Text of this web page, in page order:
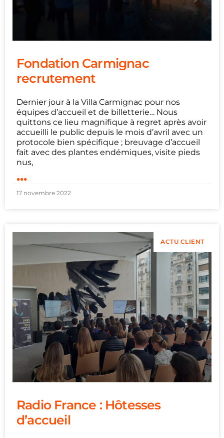
Fondation Carmignac
recrutement
Dernier jour à la Villa Carmignac pour nos
équipes d’accueil et de billetterie… Nous
quittons ce lieu magnifique à regret après avoir
accueilli le public depuis le mois d’avril avec un
protocole bien spécifique ; breuvage d’accueil
fait avec des plantes endémiques, visite pieds
nus,
...
17 novembre 2022
ACTU CLIENT
Radio France : Hôtesses
d’accueil